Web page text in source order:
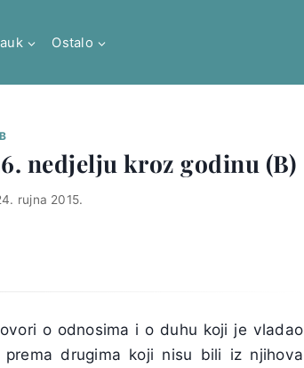
Ostalo
nedjelju kroz godinu (B)
rujna 2015.
o odnosima i o duhu koji je vladao
drugima koji nisu bili iz njihova